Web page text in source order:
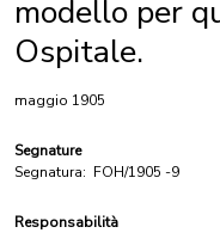
modello per
Ospitale.
maggio 1905
Segnature
Segnatura: FOH/1905 -9
Responsabilità